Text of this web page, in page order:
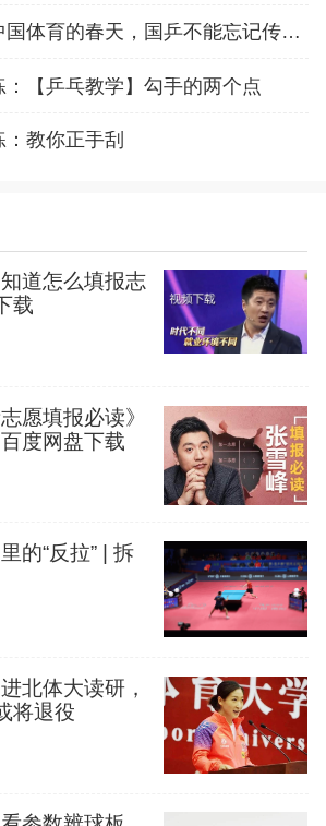
一拍振醒中国体育的春天，国乒不能忘记传奇前辈这份初心！
：【乒乓教学】勾手的两个点
：教你正手刮
道怎么填报志
载
愿填报必读》
度网盘下载
的“反拉” | 拆
北体大读研，
将退役